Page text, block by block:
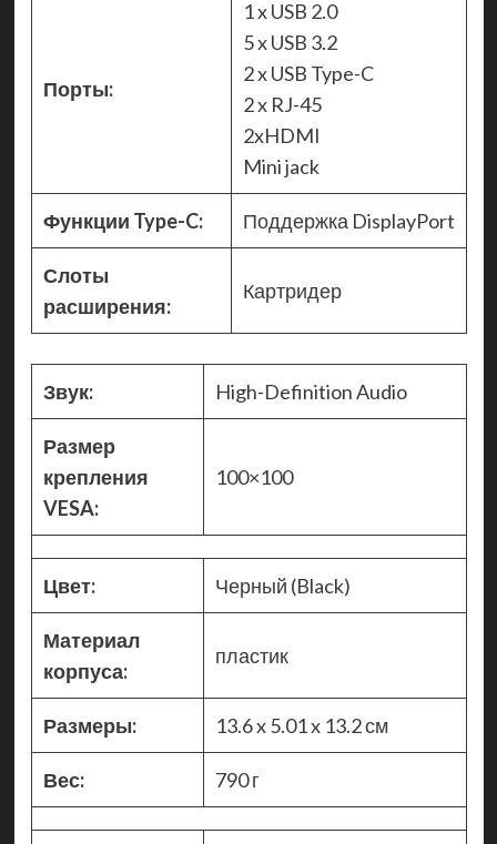
Порты:
1 x USB 2.0
5 x USB 3.2
2 x USB Type-C
2 x RJ-45
2xHDMI
Mini jack
Функции Type-C: Поддержка DisplayPort
Слоты
расширения:
Картридер
Звук: High-Definition Audio
Размер
крепления
VESA:
100×100
Цвет: Черный (Black)
Материал
корпуса:
пластик
Размеры: 13.6 x 5.01 x 13.2 см
Вес: 790 г